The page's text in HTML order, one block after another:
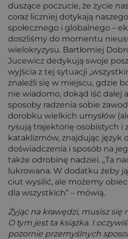
duszące poczucie, że życie
coraz liczniej dotykają
społecznego i globalnego –
doszliśmy do momentu
wielokryzysu. Bartłomiej
Jucewicz dedykują swoje
wyjścia z tej sytuacji
znaleźli się w miejscu, gdzie
nie wiadomo, dokąd iść dalej
sposoby radzenia sobie
dorobku wielkich umysłów
rysują trajektorię osobistych i
kataklizmów, znajdując język
doświadczenia i sposób na
także odrobinę nadziei. „Ta
lukrowana. W dodatku żeby
ciut wysilić, ale możemy
dla wszystkich” – mówią.
Żyjąc na krawędzi, musisz się
O tym jest ta książka. I
pozornie przemyślnych